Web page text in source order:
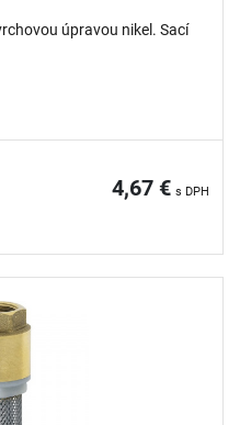
úpravou nikel. Sací
4,67 € s DPH